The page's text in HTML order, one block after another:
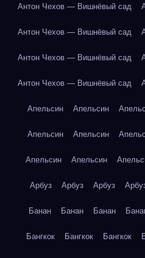
Антон Чехов — Вишнёвый сад
Антон Чехов — Вишнёвый сад
Антон Чехов — Вишнёвый сад
Антон Чехов — Вишнёвый сад
Апельсин Апельсин
Апельсин Апельсин
Апельсин Апельсин
Арбуз Арбуз Арбуз
Банан Банан Банан
Бангкок Бангкок Бангкок